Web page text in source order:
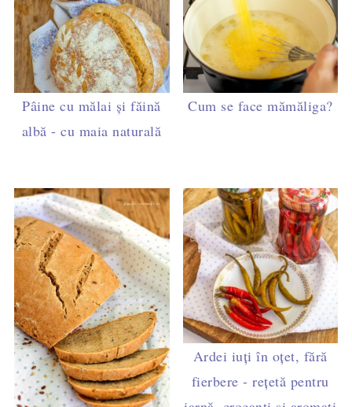
Pâine cu mălai și făină
albă - cu maia naturală
Cum se face mămăliga?
Ardei iuți în oțet, fără
fierbere - rețetă pentru